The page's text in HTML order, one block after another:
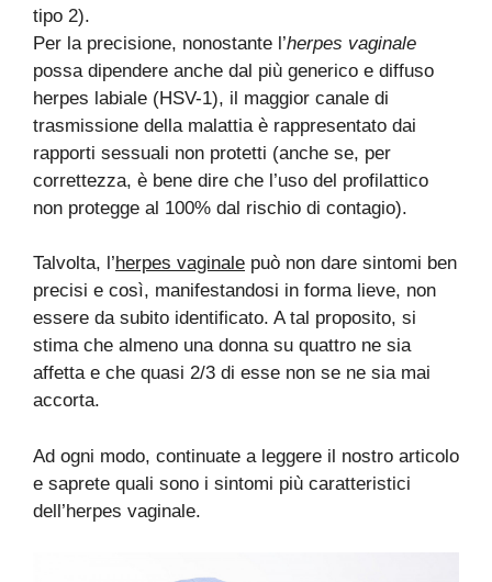
tipo 2).
Per la precisione, nonostante l’herpes vaginale
possa dipendere anche dal più generico e diffuso
herpes labiale (HSV-1), il maggior canale di
trasmissione della malattia è rappresentato dai
rapporti sessuali non protetti (anche se, per
correttezza, è bene dire che l’uso del profilattico
non protegge al 100% dal rischio di contagio).
Talvolta, l’herpes vaginale può non dare sintomi ben
precisi e così, manifestandosi in forma lieve, non
essere da subito identificato. A tal proposito, si
stima che almeno una donna su quattro ne sia
affetta e che quasi 2/3 di esse non se ne sia mai
accorta.
Ad ogni modo, continuate a leggere il nostro articolo
e saprete quali sono i sintomi più caratteristici
dell’herpes vaginale.